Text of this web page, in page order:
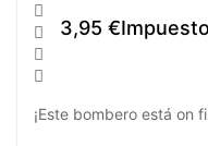




3,95 €
¡Este bombero está on